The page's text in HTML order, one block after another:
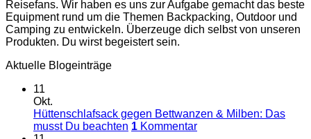
Reisefans. Wir haben es uns zur Aufgabe gemacht das beste
Equipment rund um die Themen Backpacking, Outdoor und
Camping zu entwickeln. Überzeuge dich selbst von unseren
Produkten. Du wirst begeistert sein.
Aktuelle Blogeinträge
11
Okt.
Hüttenschlafsack gegen Bettwanzen & Milben: Das
musst Du beachten 1 Kommentar